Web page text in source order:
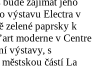
výstavu Electra v
zelené paprsky k
moderne v Centre
výstavy, s
částí La